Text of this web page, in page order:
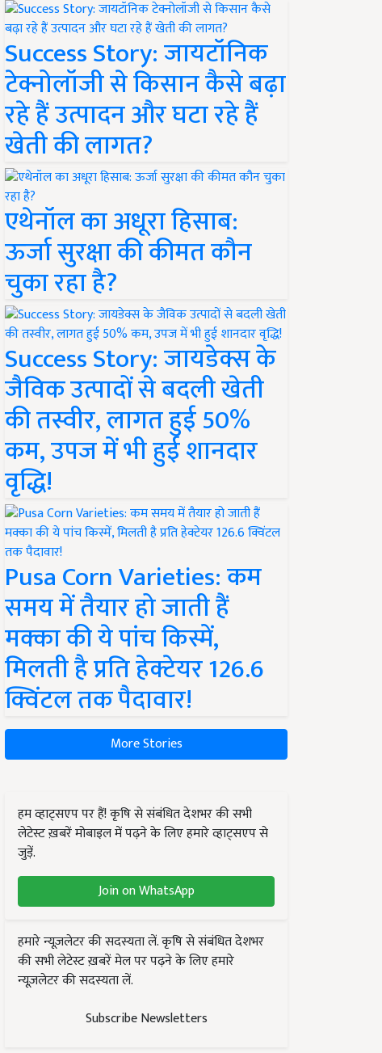
Success Story: जायटॉनिक
टेक्नोलॉजी से किसान कैसे बढ़ा
रहे हैं उत्पादन और घटा रहे हैं
खेती की लागत?
एथेनॉल का अधूरा हिसाब:
ऊर्जा सुरक्षा की कीमत कौन
चुका रहा है?
Success Story: जायडेक्स के
जैविक उत्पादों से बदली खेती
की तस्वीर, लागत हुई 50%
कम, उपज में भी हुई शानदार
वृद्धि!
Pusa Corn Varieties: कम
समय में तैयार हो जाती हैं
मक्का की ये पांच किस्में,
मिलती है प्रति हेक्टेयर 126.6
क्विंटल तक पैदावार!
More Stories
हम व्हाट्सएप पर हैं! कृषि से संबंधित देशभर की सभी
लेटेस्ट ख़बरें मोबाइल में पढ़ने के लिए हमारे व्हाट्सएप से
जुड़ें.
Join on WhatsApp
हमारे न्यूज़लेटर की सदस्यता लें. कृषि से संबंधित देशभर
की सभी लेटेस्ट ख़बरें मेल पर पढ़ने के लिए हमारे
न्यूज़लेटर की सदस्यता लें.
Subscribe Newsletters